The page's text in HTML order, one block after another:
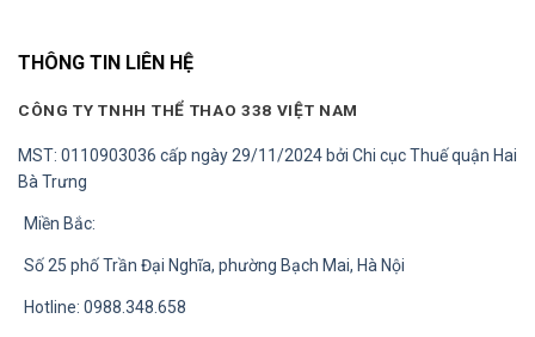
THÔNG TIN LIÊN HỆ
CÔNG TY TNHH THỂ THAO 338 VIỆT NAM
MST: 0110903036 cấp ngày 29/11/2024 bởi Chi cục Thuế quận Hai
Bà Trưng
Miền Bắc:
Số 25 phố Trần Đại Nghĩa, phường Bạch Mai, Hà Nội
Hotline: 0988.348.658